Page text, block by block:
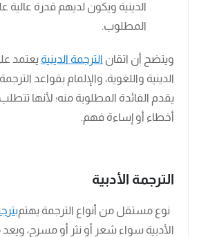
الدينية ويكون لديهم قدرة عالية
المطلوب.
ويتضح أن اتقان الترجمة الدينية يعتمد
الدينية واللغوية، والإلمام بقواعد
يقدم الفائدة المطلوبة منه؛ لأنها
أخطاء أو إساءة فهم.
الترجمة الأدبية
نوع مستقل من أنواع الترجمة يهتم
الأدبية سواء شعر أو نثر أو مسرح،